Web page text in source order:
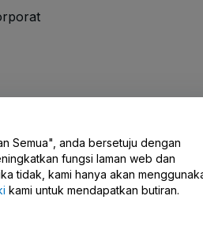
Kami
Semua", anda bersetuju dengan
fungsi laman web dan
tidak, kami hanya akan
kami untuk mendapatkan butiran.